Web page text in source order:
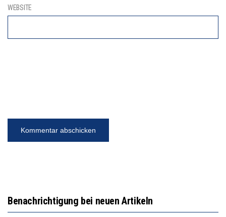
WEBSITE
Benachrichtigung bei neuen Artikeln